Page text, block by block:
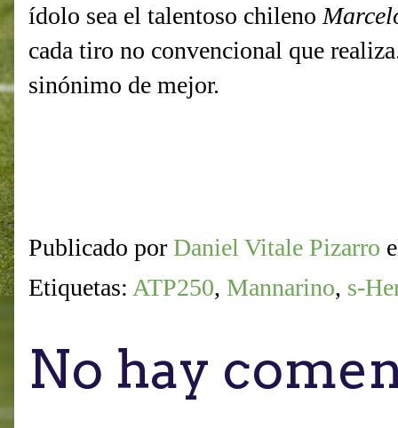
ídolo sea el talentoso chileno
cada tiro no convencional que
sinónimo de mejor.
Publicado por Daniel Vitale Pizarro
Etiquetas: ATP250, Mannarino, s-
No hay